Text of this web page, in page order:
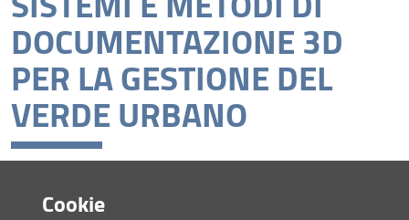
DOCUMENTAZIONE 3D
PER LA GESTIONE DEL
VERDE URBANO
Condividi
Master
Tirocini
Cookie